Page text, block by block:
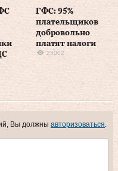
ГФС: 95%
плательщиков
добровольно
платят налоги
25002
Вы должны авторизоваться.